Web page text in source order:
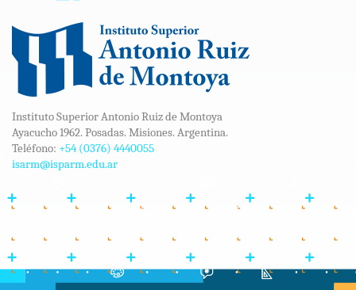
Instituto Superior Antonio Ruiz de Montoya
Ayacucho 1962. Posadas. Misiones. Argentina.
Teléfono: +54 (0376) 4440055
isarm@isparm.edu.ar